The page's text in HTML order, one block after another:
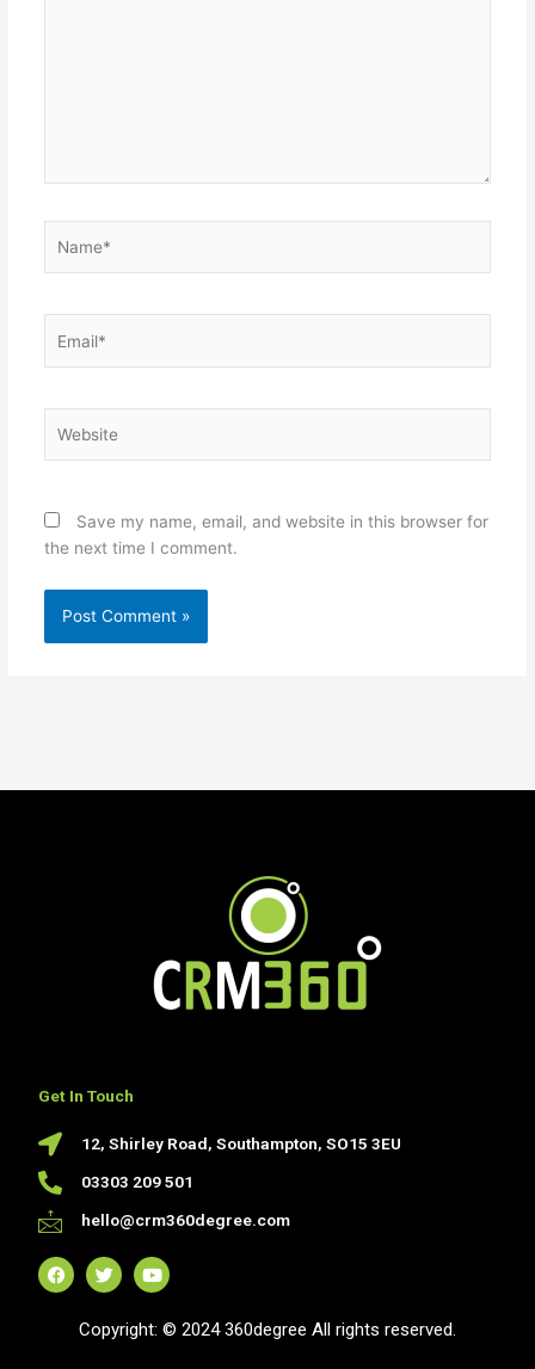
Save my name, email, and website in this browser for
the next time I comment.
Get In Touch
12, Shirley Road, Southampton, SO15 3EU
03303 209 501
hello@crm360degree.com
F
a
c
T
w
i
t
Y
o
u
t
u
Copyright: © 2024 360degree All rights reserved.